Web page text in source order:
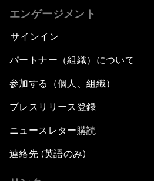
エンゲージメント
サインイン
パートナー（組織）について
参加する（個人、組織）
プレスリリース登録
ニュースレター購読
連絡先 (英語のみ)